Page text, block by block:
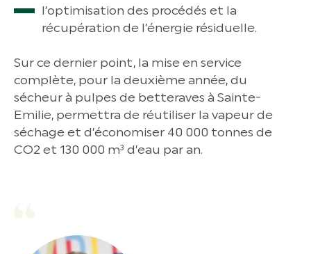
l’optimisation des procédés et la
récupération de l’énergie résiduelle.
Sur ce dernier point, la mise en service
complète, pour la deuxième année, du
sécheur à pulpes de betteraves à Sainte-
Emilie, permettra de réutiliser la vapeur de
séchage et d’économiser 40 000 tonnes de
CO2 et 130 000 m³ d’eau par an.